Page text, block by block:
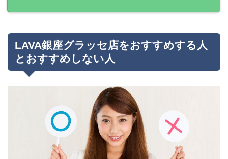
LAVA銀座グラッセ店をおすすめする人
とおすすめしない人